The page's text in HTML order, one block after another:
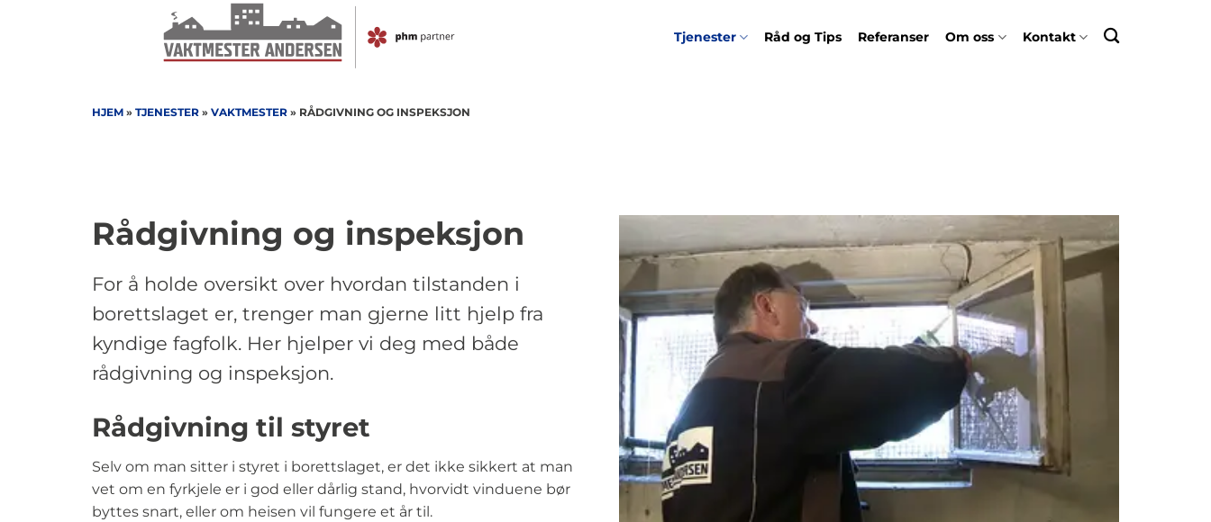
Tjenester Råd og Tips Referanser Om oss Kontakt
HJEM » TJENESTER » VAKTMESTER » RÅDGIVNING OG INSPEKSJON
Rådgivning og inspeksjon
For å holde oversikt over hvordan tilstanden i
borettslaget er, trenger man gjerne litt hjelp fra
kyndige fagfolk. Her hjelper vi deg med både
rådgivning og inspeksjon.
Rådgivning til styret
Selv om man sitter i styret i borettslaget, er det ikke sikkert at man
vet om en fyrkjele er i god eller dårlig stand, hvorvidt vinduene bør
byttes snart, eller om heisen vil fungere et år til.